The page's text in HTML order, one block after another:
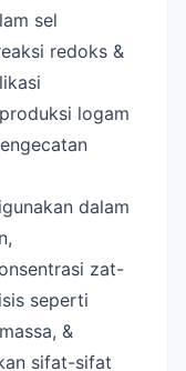
sel
redoks &
logam
dalam
zat-
seperti
&
sifat-sifat